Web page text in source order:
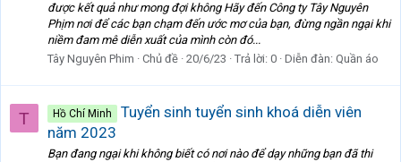
được kết quả như mong đợi không Hãy đến Công ty Tây Nguyên
Phịm nơi để các bạn chạm đến ước mơ của bạn, đừng ngần ngại khi
niềm đam mê diễn xuất của mình còn đó...
Tây Nguyên Phim
Chủ đề 20/6/23 Trả lời: 0 Diễn đàn: Quần áo
T Hồ Chí Minh
Tuyển sinh tuyển sinh khoá diễn viên
năm 2023
Bạn đang ngại khi không biết có nơi nào để dạy những bạn đã thi